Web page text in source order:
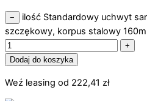
−
ilość Standardowy uchwyt
szczękowy, korpus stalowy
+
Dodaj do koszyka
Weź leasing od 222,41 zł